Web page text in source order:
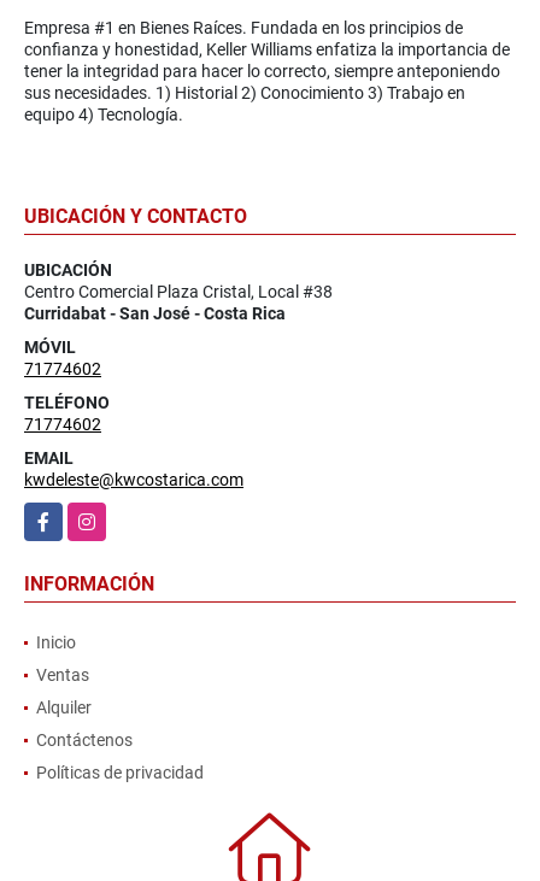
Empresa #1 en Bienes Raíces. Fundada en los principios de
confianza y honestidad, Keller Williams enfatiza la importancia de
tener la integridad para hacer lo correcto, siempre anteponiendo
sus necesidades. 1) Historial 2) Conocimiento 3) Trabajo en
equipo 4) Tecnología.
UBICACIÓN Y CONTACTO
UBICACIÓN
Centro Comercial Plaza Cristal, Local #38
Curridabat - San José - Costa Rica
MÓVIL
71774602
TELÉFONO
71774602
EMAIL
kwdeleste@kwcostarica.com
FacebookInstagram
INFORMACIÓN
Inicio
Ventas
Alquiler
Contáctenos
Políticas de privacidad